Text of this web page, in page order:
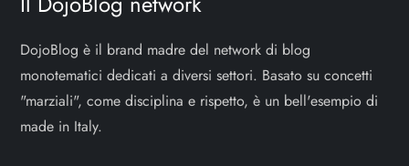
DojoBlog è il brand madre del network di blog
monotematici dedicati a diversi settori. Basato su concetti
"marziali", come disciplina e rispetto, è un bell'esempio di
made in Italy.